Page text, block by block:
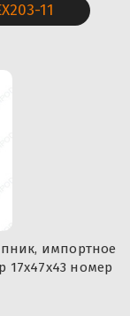
11
импортное
17x47x43 номер